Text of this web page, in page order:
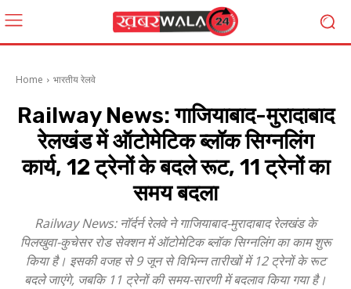
Home भारतीय रेलवे
Railway News: गाजियाबाद-मुरादाबाद
रेलखंड में ऑटोमेटिक ब्लॉक सिग्नलिंग
कार्य, 12 ट्रेनों के बदले रूट, 11 ट्रेनों का
समय बदला
Railway News: नॉर्दर्न रेलवे ने गाजियाबाद-मुरादाबाद रेलखंड के
पिलखुवा-कुचेसर रोड सेक्शन में ऑटोमेटिक ब्लॉक सिग्नलिंग का काम शुरू
किया है। इसकी वजह से 9 जून से विभिन्न तारीखों में 12 ट्रेनों के रूट
बदले जाएंगे, जबकि 11 ट्रेनों की समय-सारणी में बदलाव किया गया है।